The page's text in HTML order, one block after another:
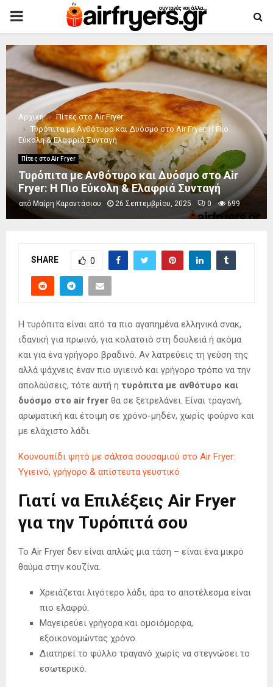
PRIMARY
MENU
Αρχική
Πίτες στο Air Fryer
Τυρόπιτα με Ανθότυρο και Δυόσμο στο Air Fryer: Η Πιο
Εύκολη & Ελαφριά Συνταγή
Πίτες στο Air Fryer
Τυρόπιτα με Ανθότυρο και Δυόσμο στο Air
Fryer: Η Πιο Εύκολη & Ελαφριά Συνταγή
απόΜαίρη Καραντάσιου 26 Σεπτεμβρίου, 2025 0 699
SHARE 0
Η τυρόπιτα είναι από τα πιο αγαπημένα ελληνικά σνακ,
ιδανική για πρωινό, για κολατσιό στη δουλειά ή ακόμα
και για ένα γρήγορο βραδινό. Αν λατρεύεις τη γεύση της
αλλά ψάχνεις έναν πιο υγιεινό και γρήγορο τρόπο να την
απολαύσεις, τότε αυτή η τυρόπιτα με ανθότυρο και
δυόσμο στο air fryer θα σε ξετρελάνει. Είναι τραγανή,
αρωματική και έτοιμη σε χρόνο-μηδέν, χωρίς φούρνο και
με ελάχιστο λάδι.
Κουνουπίδι ψητό με σάλτσα σουσαμιού στο Air Fryer:
Υγιεινό, γρήγορο & απίστευτα γευστικό
Γιατί να Επιλέξεις Air Fryer
για την Τυρόπιτά σου
Το Air Fryer δεν είναι απλώς μια τάση – είναι ένα μικρό
θαύμα στην κουζίνα.
Χρειάζεται λιγότερο λάδι, άρα το αποτέλεσμα είναι
πιο ελαφρύ.
Μαγειρεύει γρήγορα και ομοιόμορφα,
εξοικονομώντας χρόνο.
Διατηρεί το φύλλο τραγανό χωρίς να στεγνώσει το
εσωτερικό.